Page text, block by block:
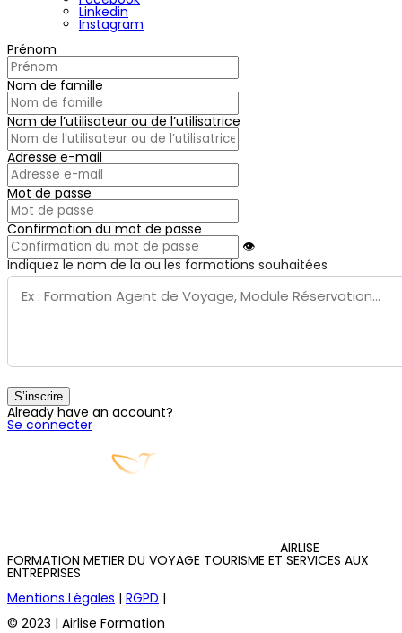
Linkedin
Instagram
Prénom
Nom de famille
Nom de l’utilisateur ou de l’utilisatrice
Adresse e-mail
Mot de passe
Confirmation du mot de passe
👁
Indiquez le nom de la ou les formations souhaitées
S’inscrire
Already have an account?
Se connecter
AIRLISE
FORMATION METIER DU VOYAGE TOURISME ET SERVICES AUX
ENTREPRISES
Mentions Légales | RGPD |
© 2023 | Airlise Formation